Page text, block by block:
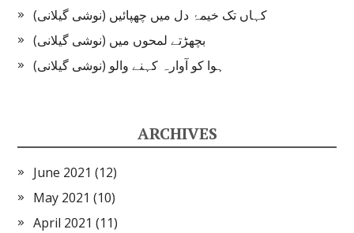
کہاں تک خیمۂ دل میں چھپائیں (نوشی گیلانی)
بچھڑتے لمحوں میں (نوشی گیلانی)
ہوا کو آوارہ کہنے والو (نوشی گیلانی)
ARCHIVES
June 2021 (12)
May 2021 (10)
April 2021 (11)